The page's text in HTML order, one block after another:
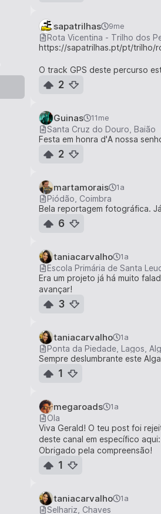
sapatrilhas 9me
Rota Vicentina - Trilho dos
https://sapatrilhas.pt/pt/trilho/
O track GPS deste percurso
2
Guinas 11me
Santa Cruz do Douro, Baião
Festa em honra d'A nossa
2
martamorais 1a
Piódão, Coimbra
Bela reportagem fotográfica.
6
taniacarvalho 1a
Escola Primária de Santa
Era um projeto já há muito
avançar!
3
taniacarvalho 1a
Ponta da Piedade, Lagos,
Sempre deslumbrante este
1
megaroads 1a
Ola
Viva Gerald! O teu post foi
deste canal em específico
Obrigado pela compreensão!
1
taniacarvalho 1a
Selhariz, Chaves